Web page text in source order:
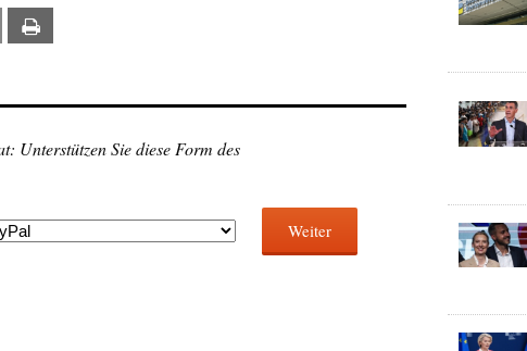
Email
Unterstützen Sie diese Form des
Weiter